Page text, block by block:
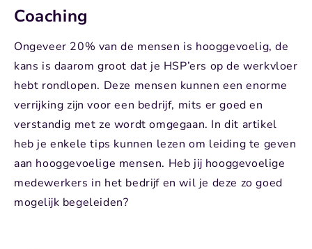
Coaching
Ongeveer 20% van de mensen is hooggevoelig, de
kans is daarom groot dat je HSP’ers op de werkvloer
hebt rondlopen. Deze mensen kunnen een enorme
verrijking zijn voor een bedrijf, mits er goed en
verstandig met ze wordt omgegaan. In dit artikel
heb je enkele tips kunnen lezen om leiding te geven
aan hooggevoelige mensen. Heb jij hooggevoelige
medewerkers in het bedrijf en wil je deze zo goed
mogelijk begeleiden?